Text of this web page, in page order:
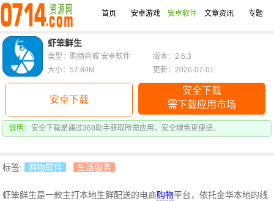
首页 安卓游戏 安卓软件 文章资讯 专题
虾笨鲜生
安卓下载
安全下载
需下载应用市场
说明： 安全下载是通过360助手获取所需应用，安全绿色更便捷。
类型：购物商城 安卓软件
版本：2.6.3
大小：57.84M
更新：2026-07-01
标签: 购物软件 生活服务
虾笨鲜生是一款主打本地生鲜配送的电商购物平台，依托金华本地的线